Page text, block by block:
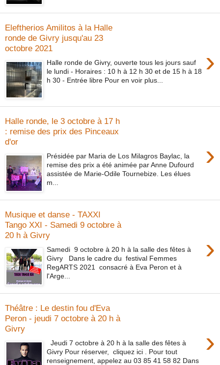
Eleftherios Amilitos à la Halle
ronde de Givry jusqu'au 23
octobre 2021
›
Halle ronde de Givry, ouverte tous les jours sauf
le lundi - Horaires : 10 h à 12 h 30 et de 15 h à 18
h 30 - Entrée libre Pour en voir plus...
Halle ronde, le 3 octobre à 17 h
: remise des prix des Pinceaux
d'or
›
Présidée par Maria de Los Milagros Baylac, la
remise des prix a été animée par Anne Dufourd
assistée de Marie-Odile Tournebize. Les élues
m...
Musique et danse - TAXXI
Tango XXI - Samedi 9 octobre à
20 h à Givry
›
Samedi 9 octobre à 20 h à la salle des fêtes à
Givry Dans le cadre du festival Femmes
RegARTS 2021 consacré à Eva Peron et à
l'Arge...
Théâtre : Le destin fou d'Eva
Peron - jeudi 7 octobre à 20 h à
Givry
›
Jeudi 7 octobre à 20 h à la salle des fêtes à
Givry Pour réserver, cliquez ici . Pour tout
renseignement, appelez au 03 85 41 58 82 Dans